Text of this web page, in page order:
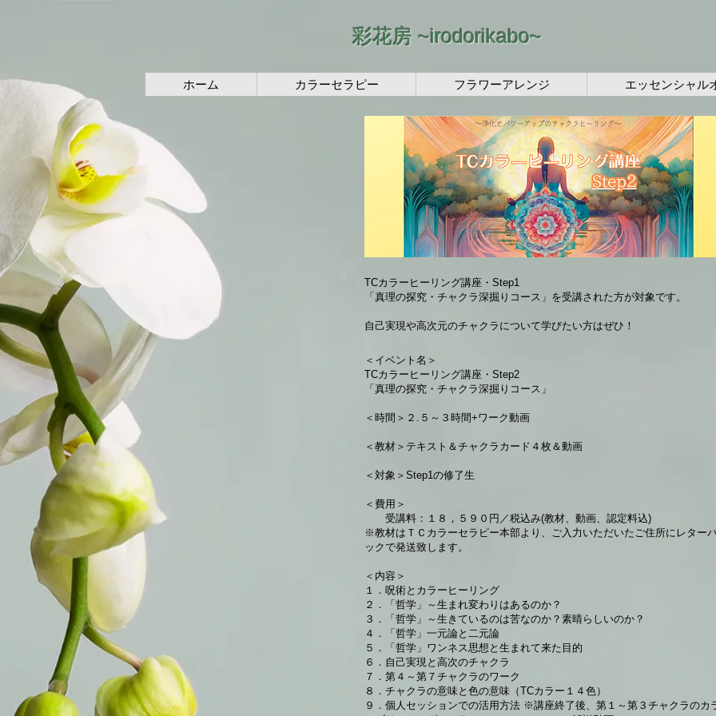
​彩花房 ~irodorikabo~
ホーム カラーセラピー フラワーアレンジ エッセンシャル
TCカラーヒーリング講座・Step1
「真理の探究・チャクラ深掘りコース」を受講された方が対象です。
自己実現や高次元のチャクラについて学びたい方はぜひ！
＜イベント名＞
TCカラーヒーリング講座・Step2
「真理の探究・チャクラ深掘りコース」
＜時間＞２.５～３時間+ワーク動画
＜教材＞テキスト＆チャクラカード４枚＆動画
＜対象＞Step1の修了生
＜費用＞
受講料：１８，５９０円／税込み(教材、動画、認定料込)
※教材はＴＣカラーセラピー本部より、ご入力いただいたご住所にレター
ックで発送致します。
＜内容＞
１．呪術とカラーヒーリング
２．「哲学」～生まれ変わりはあるのか？
３．「哲学」～生きているのは苦なのか？素晴らしいのか？
４．「哲学」一元論と二元論
５．「哲学」ワンネス思想と生まれて来た目的
６．自己実現と高次のチャクラ
７．第４～第７チャクラのワーク
８．チャクラの意味と色の意味（TCカラー１４色）
９．個人セッションでの活用方法 ※講座終了後、第１～第３チャクラのカ